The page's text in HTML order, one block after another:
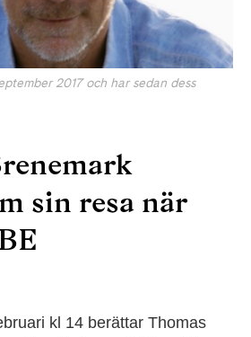
2017 och har sedan dess
sin resa när
kl 14 berättar Thomas